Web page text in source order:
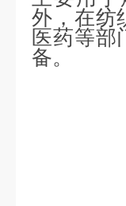
外，在纺
医药等部
备。